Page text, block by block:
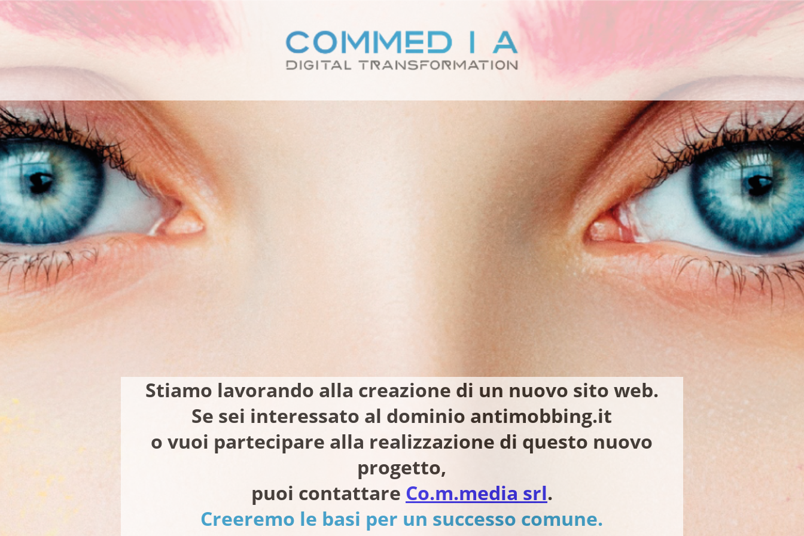
Stiamo lavorando alla creazione di un nuovo sito web.
Se sei interessato al dominio antimobbing.it
o vuoi partecipare alla realizzazione di questo nuovo
progetto,
puoi contattare Co.m.media srl.
Creeremo le basi per un successo comune.